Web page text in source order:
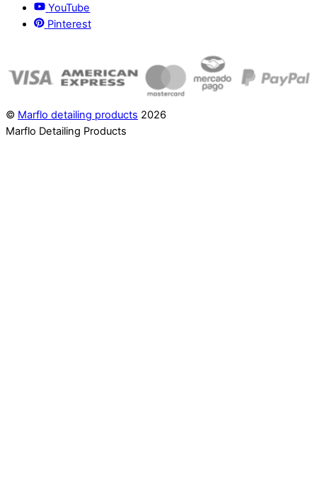
YouTube
Pinterest
© Marflo detailing products 2026
Marflo Detailing Products